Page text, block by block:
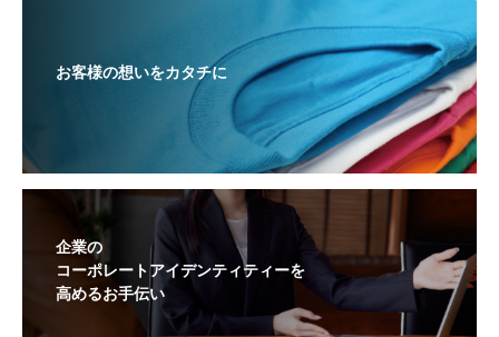
お客様の想いをカタチに
企業の
コーポレートアイデンティティーを
高めるお手伝い